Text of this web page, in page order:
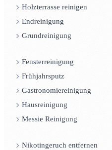
Holzterrasse reinigen
Endreinigung
Grundreinigung
Fensterreinigung
Frühjahrsputz
Gastronomiereinigung
Hausreinigung
Messie Reinigung
Nikotingeruch entfernen